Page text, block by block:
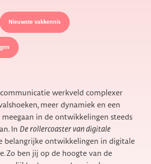
Nieuwste vakkennis
werkveld complexer
meer dynamiek en een
in de ontwikkelingen steeds
In De rollercoaster van digitale
belangrijke ontwikkelingen in digitale
Zo ben jij op de hoogte van de